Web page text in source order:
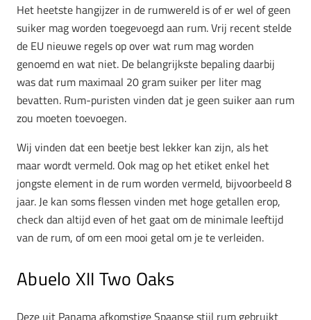
Het heetste hangijzer in de rumwereld is of er wel of geen
suiker mag worden toegevoegd aan rum. Vrij recent stelde
de EU nieuwe regels op over wat rum mag worden
genoemd en wat niet. De belangrijkste bepaling daarbij
was dat rum maximaal 20 gram suiker per liter mag
bevatten. Rum-puristen vinden dat je geen suiker aan rum
zou moeten toevoegen.
Wij vinden dat een beetje best lekker kan zijn, als het
maar wordt vermeld. Ook mag op het etiket enkel het
jongste element in de rum worden vermeld, bijvoorbeeld 8
jaar. Je kan soms flessen vinden met hoge getallen erop,
check dan altijd even of het gaat om de minimale leeftijd
van de rum, of om een mooi getal om je te verleiden.
Abuelo XII Two Oaks
Deze uit Panama afkomstige Spaanse stijl rum gebruikt